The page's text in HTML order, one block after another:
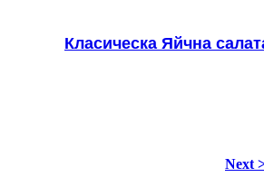
Класическа Яйчна
Next